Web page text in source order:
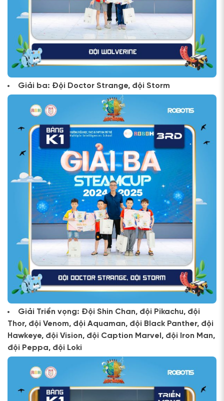
Giải ba: Đội Doctor Strange, đội Storm
Giải Triển vọng: Đội Shin Chan, đội Pikachu, đội
Thor, đội Venom, đội Aquaman, đội Black Panther, đội
Hawkeye, đội Vision, đội Caption Marvel, đội Iron Man,
đội Peppa, đội Loki